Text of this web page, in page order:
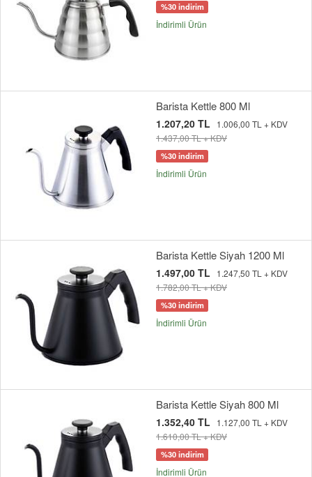
%30 indirim
İndirimli Ürün
Barista Kettle 800 Ml
1.207,20 TL
1.006,00 TL + KDV
1.437,00 TL + KDV
%30 indirim
İndirimli Ürün
Barista Kettle Siyah 1200 Ml
1.497,00 TL
1.247,50 TL + KDV
1.782,00 TL + KDV
%30 indirim
İndirimli Ürün
Barista Kettle Siyah 800 Ml
1.352,40 TL
1.127,00 TL + KDV
1.610,00 TL + KDV
%30 indirim
İndirimli Ürün